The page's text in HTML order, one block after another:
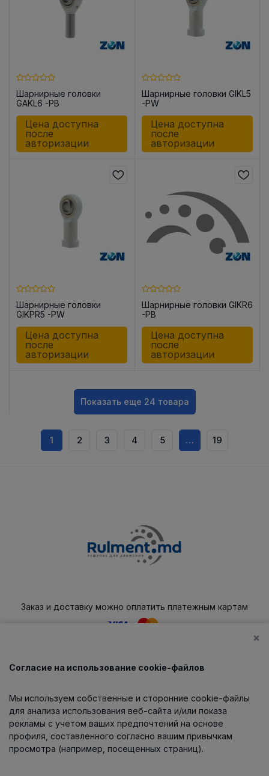
Шарнирные головки
GAKL6 -PB
Цена доступна
после
авторизации
Шарнирные головки GIKL5
-PW
Цена доступна
после
авторизации
Шарнирные головки
GIKPR5 -PW
Цена доступна
после
авторизации
Шарнирные головки GIKR6
-PB
Цена доступна
после
авторизации
Показать еще 24 товара
1 2 3 4 5 … 19
Заказ и доставку можно оплатить платежным картам
Каталог
О компании
Информация
×
Согласие на использование cookie-файлов
Мы используем собственные и сторонние cookie-файлы
для анализа использования веб-сайта и/или показа
рекламы с учетом ваших предпочтений на основе
профиля, составленного согласно вашим привычкам
просмотра (например, посещенных страниц).